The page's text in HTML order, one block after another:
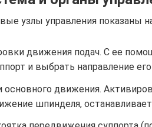
узлы управления показаны
движения подач. С ее
и выбрать направление
основного движения.
шпинделя, останавливает